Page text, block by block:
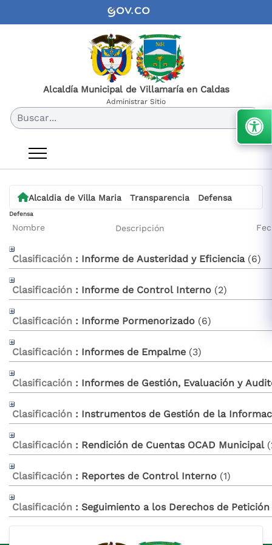
Alcaldía Municipal de Villamaría en Caldas
Administrar Sitio
Buscar...
Alcaldia de Villa Maria Transparencia Defensa
Defensa
Nombre Descripción
Clasificación : Informe de Austeridad y Eficiencia‎(6)
Clasificación : Informe de Control Interno ‎(2)
Clasificación : Informe Pormenorizado ‎(6)
Clasificación : Informes de Empalme ‎(3)
Clasificación : Informes de Gestión, Evaluación y
Clasificación : Instrumentos de Gestión de la
Clasificación : Rendición de Cuentas OCAD Municipal
Clasificación : Reportes de Control Interno ‎(1)
Clasificación : Seguimiento a los Derechos de Petición